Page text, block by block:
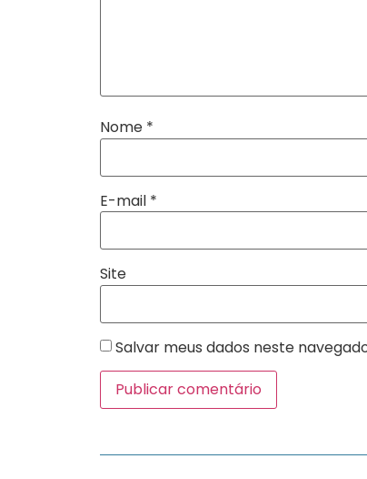
Nome *
E-mail *
Site
Salvar meus dados neste